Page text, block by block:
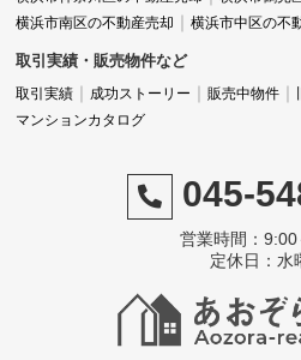
横浜市南区の不動産売却
横浜市中区の不
取引実績・販売物件など
取引実績 成功ストーリー 販売中物件
マンションカタログ
045-
営業時間：
定休日：水